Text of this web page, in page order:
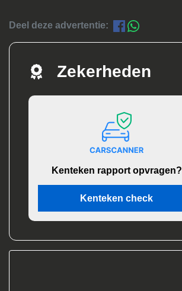
Deel deze advertentie:
Zekerheden
Kenteken rapport opvragen?
Kenteken check